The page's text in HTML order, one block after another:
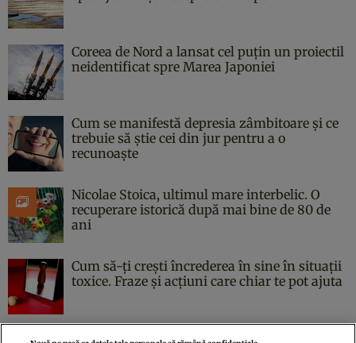
Coreea de Nord a lansat cel puțin un proiectil
neidentificat spre Marea Japoniei
Cum se manifestă depresia zâmbitoare și ce
trebuie să știe cei din jur pentru a o
recunoaște
Nicolae Stoica, ultimul mare interbelic. O
recuperare istorică după mai bine de 80 de
ani
Cum să-ți crești încrederea în sine în situații
toxice. Fraze și acțiuni care chiar te pot ajuta